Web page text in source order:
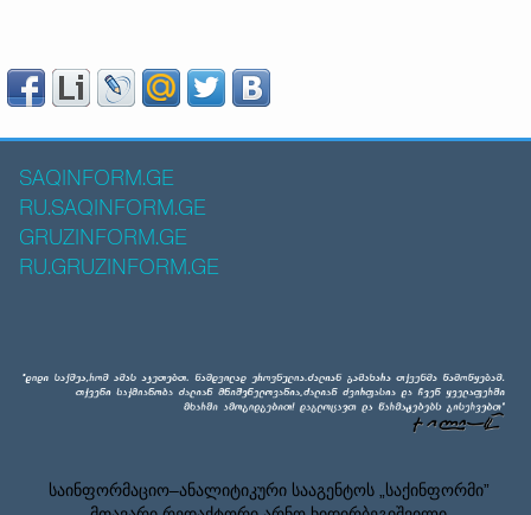
SAQINFORM.GE
RU.SAQINFORM.GE
GRUZINFORM.GE
RU.GRUZINFORM.GE
საინფორმაციო–ანალიტიკური სააგენტოს „საქინფორმი”